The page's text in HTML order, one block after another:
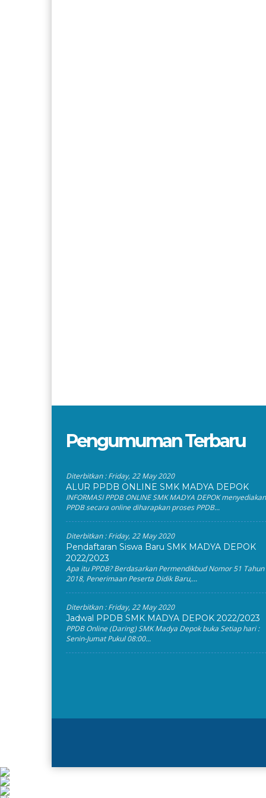
Pengumuman Terbaru
Diterbitkan :Friday, 22 May 2020
ALUR PPDB ONLINE SMK MADYA DEPOK
INFORMASI PPDB ONLINE SMK MADYA DEPOK menyediakan
PPDB secara online diharapkan proses PPDB...
Diterbitkan :Friday, 22 May 2020
Pendaftaran Siswa Baru SMK MADYA DEPOK
2022/2023
Apa itu PPDB? Berdasarkan Permendikbud Nomor 51 Tahun
2018, Penerimaan Peserta Didik Baru,...
Diterbitkan :Friday, 22 May 2020
Jadwal PPDB SMK MADYA DEPOK 2022/2023
PPDB Online (Daring) SMK Madya Depok buka Setiap hari :
Senin-Jumat Pukul 08:00...